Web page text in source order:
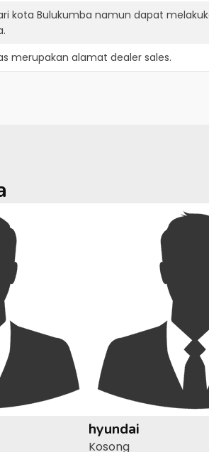
kota Bulukumba namun dapat
merupakan alamat dealer sales.
hyundai
Kosong